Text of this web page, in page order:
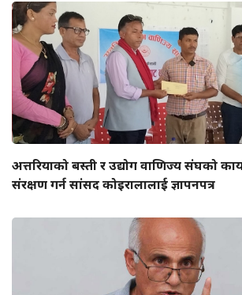
अत्तरियाको बस्ती र उद्योग वाणिज्य संघको
संरक्षण गर्न सांसद कोइरालालाई ज्ञापनपत्र